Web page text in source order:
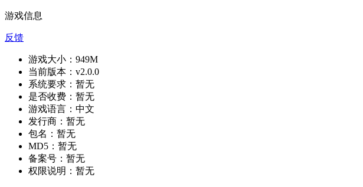
游戏信息
反馈
游戏大小： 949M
当前版本： v2.0.0
系统要求： 暂无
是否收费： 暂无
游戏语言： 中文
发行商： 暂无
包名： 暂无
MD5： 暂无
备案号： 暂无
权限说明： 暂无